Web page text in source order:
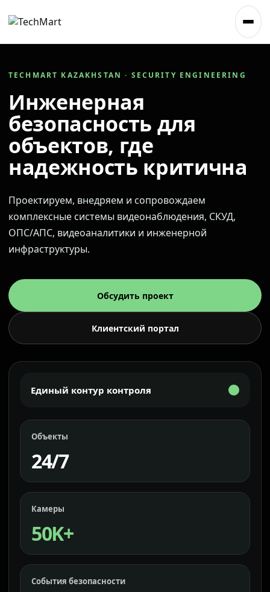
TECHMART KAZAKHSTAN · SECURITY ENGINEERING
Инженерная
безопасность для
объектов, где
надежность критична
Проектируем, внедряем и сопровождаем
комплексные системы видеонаблюдения, СКУД,
ОПС/АПС, видеоаналитики и инженерной
инфраструктуры.
Обсудить проект
Клиентский портал
Единый контур контроля
Объекты
24/7
Камеры
50K+
События безопасности